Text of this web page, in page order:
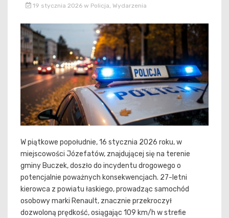
19 stycznia 2026 w Policja Wydarzenia
W piątkowe popołudnie, 16 stycznia 2026 roku, w
miejscowości Józefatów, znajdującej się na terenie
gminy Buczek, doszło do incydentu drogowego o
potencjalnie poważnych konsekwencjach. 27-letni
kierowca z powiatu łaskiego, prowadząc samochód
osobowy marki Renault, znacznie przekroczył
dozwoloną prędkość, osiągając 109 km/h w strefie